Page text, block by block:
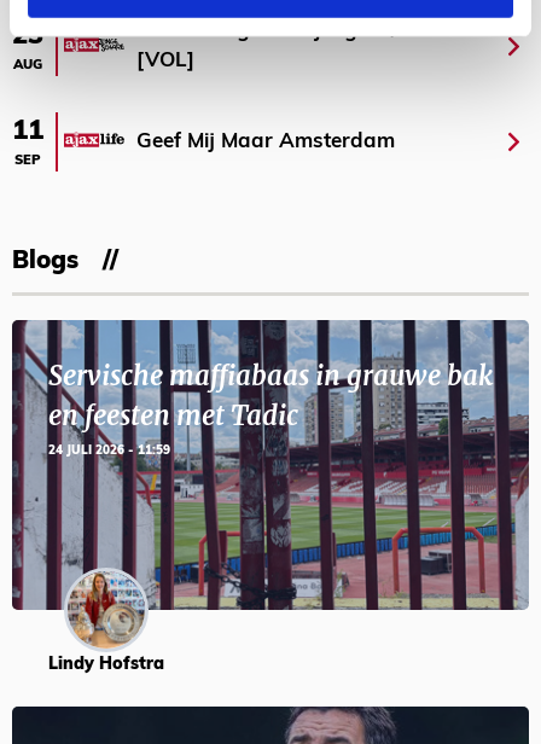
23
AUG
[VOL]
11
SEP
Geef Mij Maar Amsterdam
Blogs
Servische maffiabaas in grauwe bak
en feesten met Tadic
24 JULI 2026 - 11:59
Lindy Hofstra